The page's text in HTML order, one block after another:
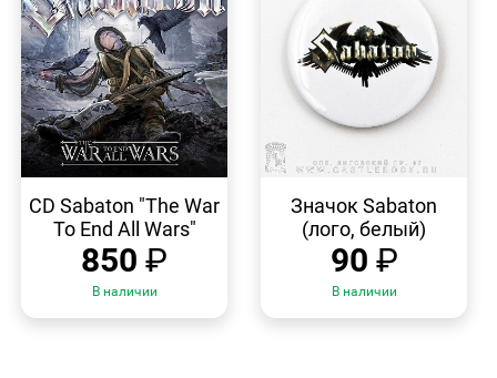
ПРОСМОТР
CD Sabaton "The War
To End All Wars"
850 ₽
В наличии
ПРОСМОТР
Значок Sabaton
(лого, белый)
90 ₽
В наличии